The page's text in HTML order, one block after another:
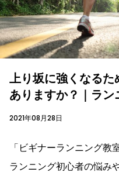
上り坂に強くなる
ありますか？｜ラン
2021年08月28日
「ビギナーランニング教
ランニング初心者の悩み